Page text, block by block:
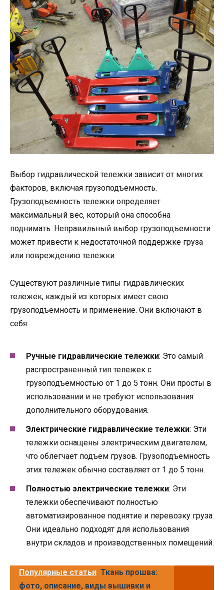
Выбор гидравлической тележки зависит от многих
факторов, включая грузоподъемность.
Грузоподъемность тележки определяет
максимальный вес, который она способна
поднимать. Неправильный выбор грузоподъемности
может привести к недостаточной поддержке груза
или повреждению тележки.
Существуют различные типы гидравлических
тележек, каждый из которых имеет свою
грузоподъемность и применение. Они включают в
себя:
Ручные гидравлические тележки: Это самый
распространенный тип тележек с
грузоподъемностью от 1 до 5 тонн. Они просты в
использовании и не требуют использования
дополнительного оборудования.
Электрические гидравлические тележки: Эти
тележки оснащены электрическим двигателем,
что облегчает подъем грузов. Грузоподъемность
этих тележек обычно составляет от 1 до 5 тонн.
Полностью электрические тележки: Эти
тележки обеспечивают полностью
автоматизированное поднятие и перевозку груза.
Они идеально подходят для использования
внутри складов и производственных помещений.
Популярные статьи Ткань прошва:
фото, описание, виды вышивки и